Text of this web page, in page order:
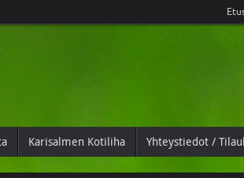
Karisalmen Kotiliha Yhteystiedot /